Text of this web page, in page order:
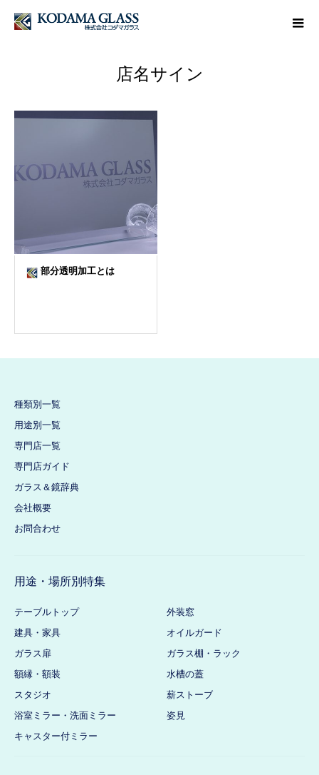
店名サイン
種類別一覧
用途別一覧
専門店一覧
専門店ガイド
ガラス＆鏡辞典
会社概要
お問合わせ
用途・場所別特集
テーブルトップ
外装窓
建具・家具
オイルガード
ガラス扉
ガラス棚・ラック
額縁・額装
水槽の蓋
スタジオ
薪ストーブ
浴室ミラー・洗面ミラー
姿見
キャスター付ミラー